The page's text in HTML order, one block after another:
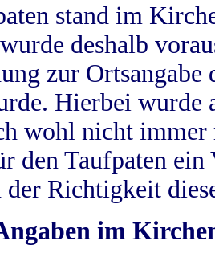
stand im
deshalb
zur
Hierbei wurde
wohl nicht
den Taufpaten
Richtigkeit
im